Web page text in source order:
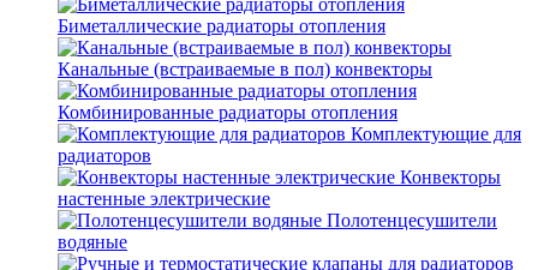
Биметаллические радиаторы отопления
Канальные (встраиваемые в пол) конвекторы
Комбинированные радиаторы отопления
Комплектующие для
радиаторов
Конвекторы
настенные электрические
Полотенцесушители
водяные